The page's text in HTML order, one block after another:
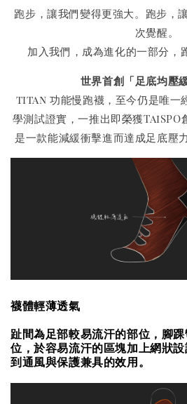
跑步，讓我們變得更強大。跑步，
次覺醒。
加入我們，成為進化的一部分，
世界首創「足底均壓
titan 功能慢跑襪，至今仍是唯一
學測試證實，一推出即榮獲TaiSPO
是一款能減緩衝擊進而達成足底壓
襪體輕薄透氣
趾間為足部較易流汗的部位，腳
位，於容易流汗的區塊加上網狀
到通風與保護兼具的效用。